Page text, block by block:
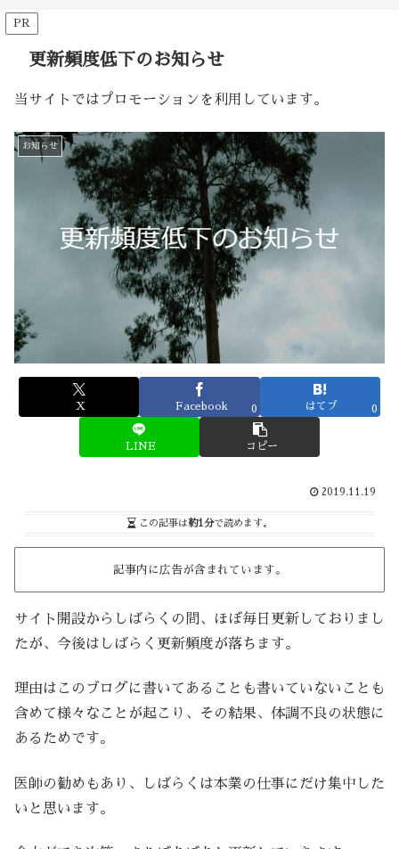
PR
更新頻度低下のお知らせ
当サイトではプロモーションを利用しています。
お知らせ
X Facebook 0 はてブ 0
LINE コピー
2019.11.19
この記事は約1分で読めます。
記事内に広告が含まれています。
サイト開設からしばらくの間、ほぼ毎日更新しておりまし
たが、今後はしばらく更新頻度が落ちます。
理由はこのブログに書いてあることも書いていないことも
含めて様々なことが起こり、その結果、体調不良の状態に
あるためです。
医師の勧めもあり、しばらくは本業の仕事にだけ集中した
いと思います。